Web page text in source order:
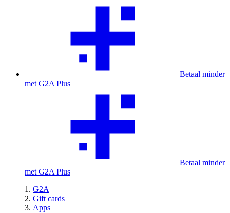
Betaal minder
met G2A Plus
Betaal minder
met G2A Plus
G2A
Gift cards
Apps